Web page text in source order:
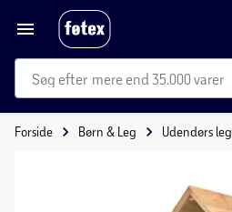
mere end 35.000 varer
Forside Børn & Leg Udendørs leg